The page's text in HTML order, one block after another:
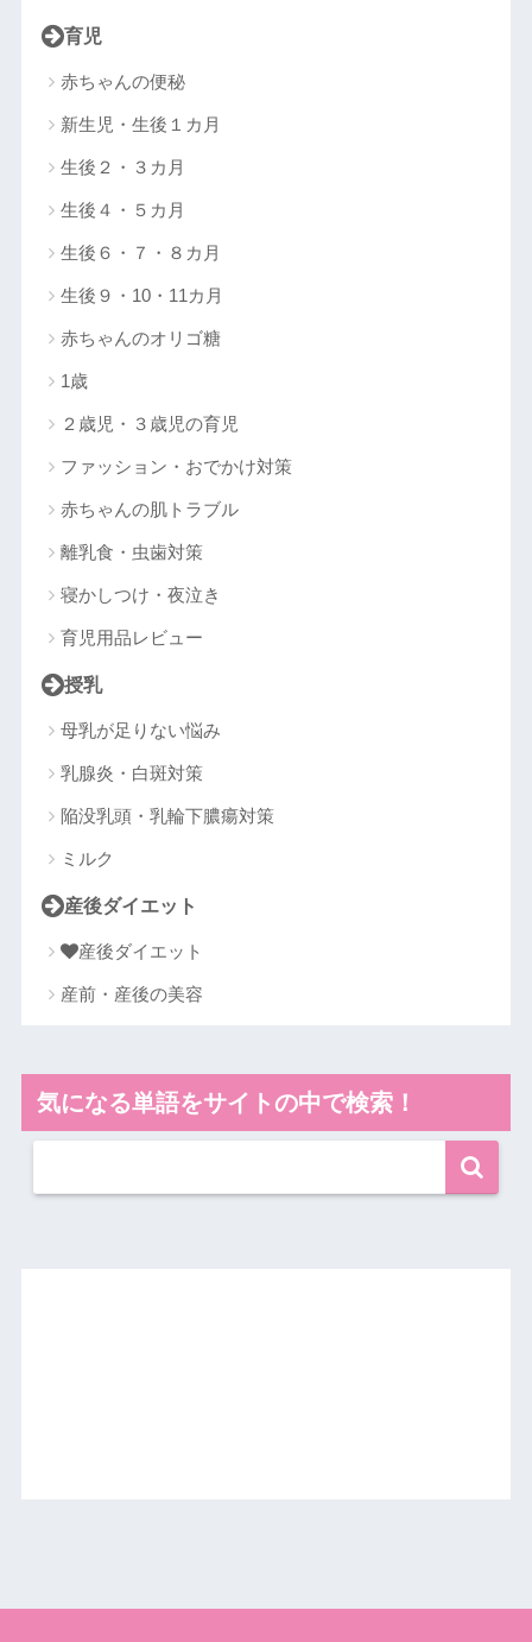
育児
赤ちゃんの便秘
新生児・生後１カ月
生後２・３カ月
生後４・５カ月
生後６・７・８カ月
生後９・10・11カ月
赤ちゃんのオリゴ糖
1歳
２歳児・３歳児の育児
ファッション・おでかけ対策
赤ちゃんの肌トラブル
離乳食・虫歯対策
寝かしつけ・夜泣き
育児用品レビュー
授乳
母乳が足りない悩み
乳腺炎・白斑対策
陥没乳頭・乳輪下膿瘍対策
ミルク
産後ダイエット
産後ダイエット
産前・産後の美容
気になる単語をサイトの中で検索！